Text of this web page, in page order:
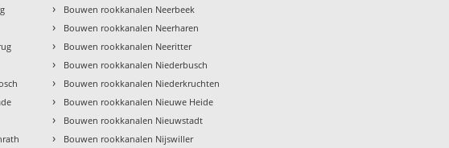
› Bouwen rookkanalen Neerbeek
› Bouwen rookkanalen Neerharen
› Bouwen rookkanalen Neeritter
› Bouwen rookkanalen Niederbusch
› Bouwen rookkanalen Niederkruchten
› Bouwen rookkanalen Nieuwe Heide
› Bouwen rookkanalen Nieuwstadt
› Bouwen rookkanalen Nijswiller